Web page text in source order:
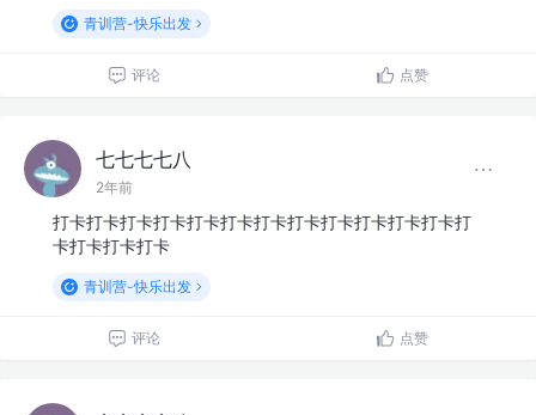
青训营-快乐出发
评论 点赞
七七七七八
2年前
打卡打卡打卡打卡打卡打卡打卡打卡打卡打卡打卡打卡打
卡打卡打卡打卡
青训营-快乐出发
评论 点赞